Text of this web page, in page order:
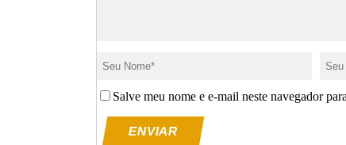
Salve meu nome e e-mail neste navegador
ENVIAR